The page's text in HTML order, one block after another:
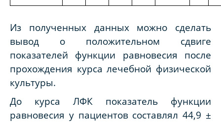
Из полученных данных можно сделать
вывод о положительном сдвиге
показателей функции равновесия после
прохождения курса лечебной физической
культуры.
До курса ЛФК показатель функции
равновесия у пациентов составлял 44,9 ±